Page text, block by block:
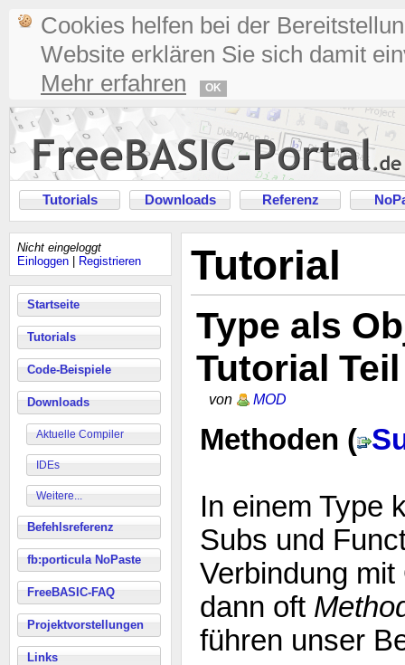
Cookies helfen bei der
Website erklären Sie sich damit
Mehr erfahren
OK
Tutorials Downloads Referenz
Nicht eingeloggt
Einloggen
Registrieren
Startseite
Tutorials
Code-Beispiele
Downloads
Aktuelle Compiler
IDEs
Weitere...
Befehlsreferenz
fb:porticula NoPaste
FreeBASIC-FAQ
Projektvorstellungen
Links
Tutorial
Type als
Tutorial
von MOD
Methoden (
In einem Type
Subs und
Verbindung
dann oft
führen unser